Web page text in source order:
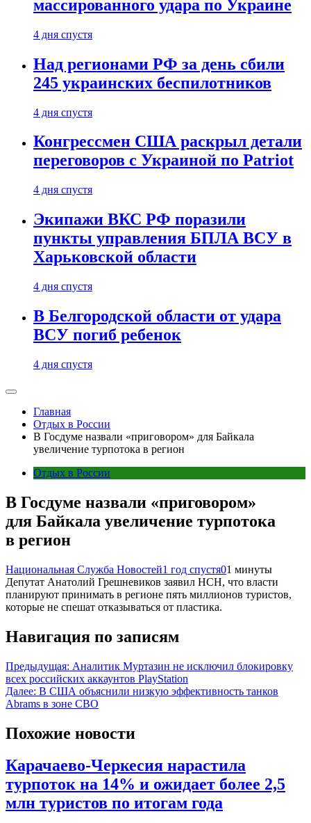
массированного удара по Украине
4 дня спустя
Над регионами РФ за день сбили
245 украинских беспилотников
4 дня спустя
Конгрессмен США раскрыл детали
переговоров с Украиной по Patriot
4 дня спустя
Экипажи ВКС РФ поразили
пункты управления БПЛА ВСУ в
Харьковской области
4 дня спустя
В Белгородской области от удара
ВСУ погиб ребенок
4 дня спустя
Главная
Отдых в России
В Госдуме назвали «приговором» для Байкала
увеличение турпотока в регион
Отдых в России
В Госдуме назвали «приговором»
для Байкала увеличение турпотока
в регион
Национальная Служба Новостей1 год спустя01 минуты
Депутат Анатолий Грешневиков заявил НСН, что власти
планируют принимать в регионе пять миллионов туристов,
которые не спешат отказываться от пластика.
Навигация по записям
Предыдущая: Аналитик Муртазин не исключил блокировку
всех российских аккаунтов PlayStation
Далее: В США объяснили низкую эффективность танков
Abrams в зоне СВО
Похожие новости
Карачаево-Черкесия нарастила
турпоток на 14% и ожидает более 2,5
млн туристов по итогам года